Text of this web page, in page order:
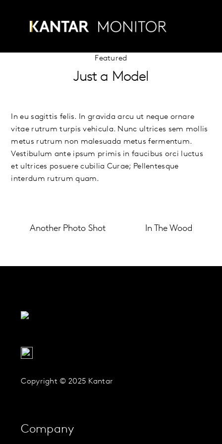
content
Featured
Just a Model
In eu sagittis felis. In gravida arcu ut neque ornare
vitae rutrum turpis vehicula. Nunc ultrices sem mollis
metus rutrum non malesuada metus fermentum.
Vestibulum ante ipsum primis in faucibus orci luctus
et ultrices posuere cubilia Curae; Pellentesque
interdum rutrum quam.
Another Photo Shot In The Wood
Copyright © 2025 Kantar
Company